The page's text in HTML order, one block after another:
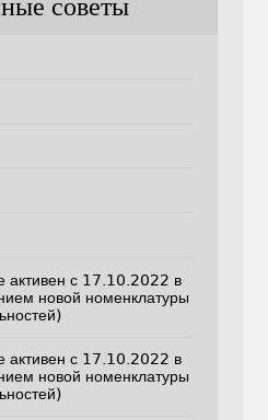
советы
с 17.10.2022 в
новой номенклатуры
с 17.10.2022 в
новой номенклатуры